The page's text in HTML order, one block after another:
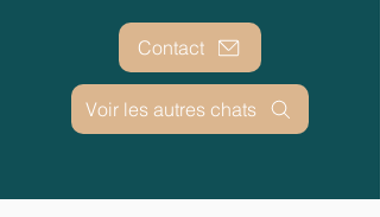
Contact
Voir les autres chats